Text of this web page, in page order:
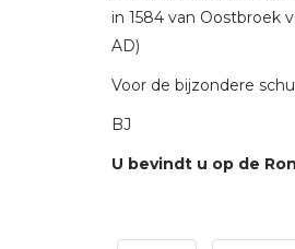
in 1584 van Oostbroek
AD)
Voor de bijzondere
BJ
U bevindt u op de